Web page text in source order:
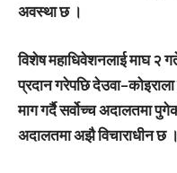
अवस्था छ ।
विशेष महाधिवेशनलाई माघ २
प्रदान गरेपछि
माग गर्दै सर्वोच्च अदालतमा
अदालतमा अझै विचाराधीन छ ।